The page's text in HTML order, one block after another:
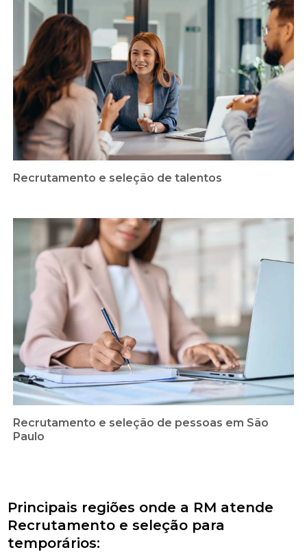
Recrutamento e seleção de talentos
Recrutamento e seleção de pessoas em São
Paulo
Principais regiões onde a RM atende
Recrutamento e seleção para
temporários: